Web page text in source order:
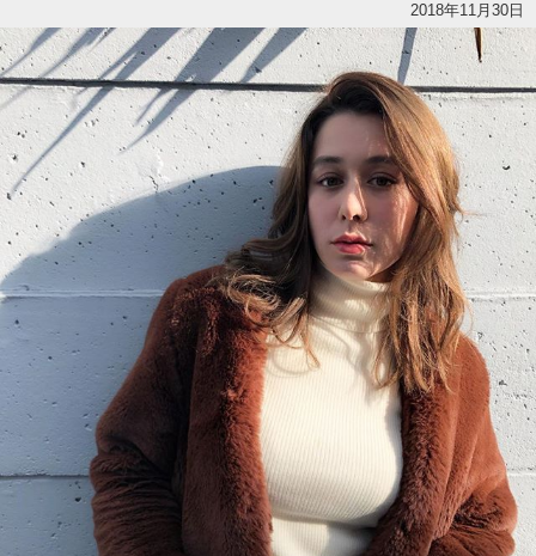
2018年11月30日